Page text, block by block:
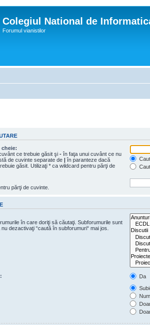
Colegiul National de
Forumul vianistilor
cheie:
ce trebuie găsit şi - în faţa unui cuvânt ce nu
de cuvinte separate de | în paranteze dacă
găsit. Utilizaţi * ca wildcard pentru părţi de
părţi de cuvinte.
în care doriţi să căutaţi. Subforumurile sunt
dezactivaţi “caută în subforumuri“ mai jos.
Da